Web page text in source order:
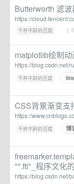
Butterworth 滤
https://
千杯不醉的豆腐 · · 2
matplotlib绘制
https://blog.csdn.net/
千杯不醉的豆腐 ·
CSS背景渐变支
https://
千杯不醉的豆腐 · 博
"*.ftl"_程序文化
https://blog.csdn.net/